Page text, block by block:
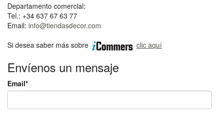
Departamento comercial:
Tel.: +34 637 67 63 77
Email: info@tiendasdecor.com
Si desea saber más sobre
clic aquí
Envíenos un mensaje
Email*